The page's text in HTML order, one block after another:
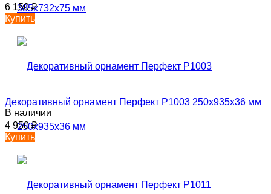
6 150₽
Купить
Декоративный орнамент Перфект P1003 250х935х36 мм
В наличии
4 950₽
Купить